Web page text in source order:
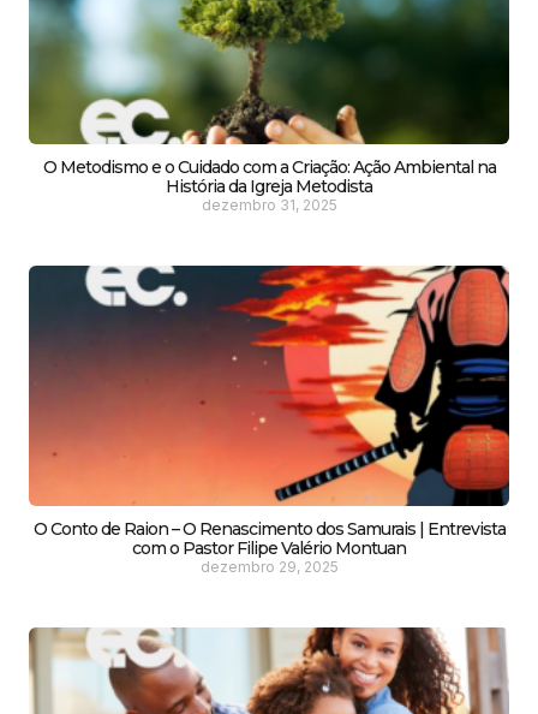
O Metodismo e o Cuidado com a Criação: Ação Ambiental na
História da Igreja Metodista
dezembro 31, 2025
O Conto de Raion – O Renascimento dos Samurais | Entrevista
com o Pastor Filipe Valério Montuan
dezembro 29, 2025